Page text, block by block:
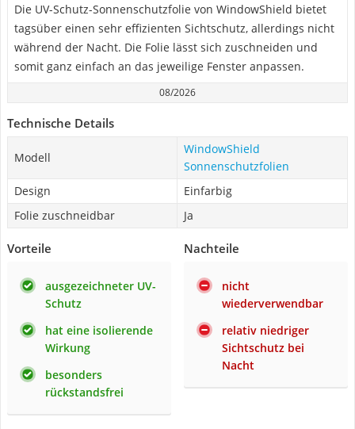
Die UV-Schutz-Sonnenschutzfolie von WindowShield bietet
tagsüber einen sehr effizienten Sichtschutz, allerdings nicht
während der Nacht. Die Folie lässt sich zuschneiden und
somit ganz einfach an das jeweilige Fenster anpassen.
08/2026
Technische Details
Modell
WindowShield
Sonnenschutzfolien
Design
Einfarbig
Folie zuschneidbar
Ja
Vorteile
ausgezeichneter UV-
Schutz
hat eine isolierende
Wirkung
besonders
rückstandsfrei
Nachteile
nicht
wiederverwendbar
relativ niedriger
Sichtschutz bei
Nacht